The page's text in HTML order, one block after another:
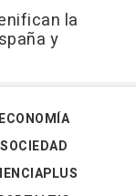
la
y
ECONOMÍA
SOCIEDAD